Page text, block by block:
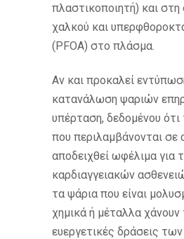
πλαστικοποιητή) και
χαλκού και
(PFOA) στο πλάσμα.
Αν και προκαλεί
κατανάλωση ψαριών
υπέρταση, δεδομένου
που περιλαμβάνονται σε
αποδειχθεί ωφέλιμα για
καρδιαγγειακών
τα ψάρια που είναι
χημικά ή μέταλλα χάνουν
ευεργετικές δράσεις